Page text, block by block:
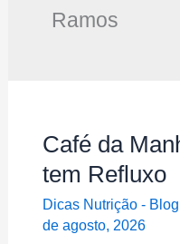
Ramos
Café da
tem Refluxo
Dicas Nutrição - Blog
de agosto, 2026
Café
da
para